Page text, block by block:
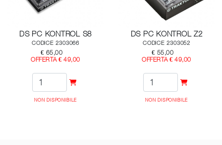
DS PC KONTROL S8
CODICE 2303066
€ 65,00
OFFERTA € 49,00
NON DISPONIBILE
DS PC KONTROL Z2
CODICE 2303052
€ 55,00
OFFERTA € 49,00
NON DISPONIBILE